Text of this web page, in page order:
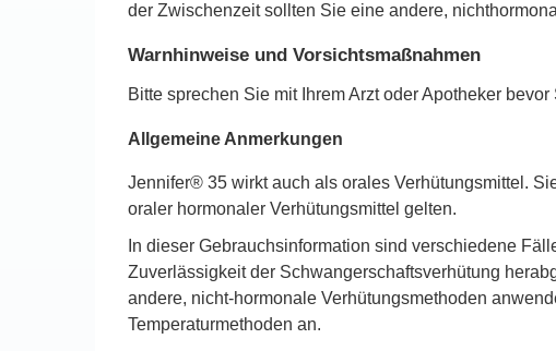
der Zwischenzeit sollten Sie eine andere,
Warnhinweise und Vorsichtsmaßnahmen
Bitte sprechen Sie mit Ihrem Arzt oder Apotheker
Allgemeine Anmerkungen
Jennifer® 35 wirkt auch als orales Verhütungsmittel.
oraler hormonaler Verhütungsmittel gelten.
In dieser Gebrauchsinformation sind verschiedene
Zuverlässigkeit der Schwangerschaftsverhütung
andere, nicht-hormonale Verhütungsmethoden
Temperaturmethoden an.